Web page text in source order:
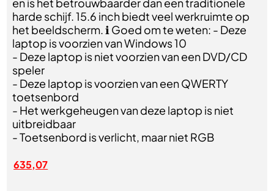
harde schijf. 15.6 inch biedt veel werkruimte op
het beeldscherm. ℹ Goed om te weten: - Deze
laptop is voorzien van Windows 10
- Deze laptop is niet voorzien van een DVD/CD
speler
- Deze laptop is voorzien van een QWERTY
toetsenbord
- Het werkgeheugen van deze laptop is niet
uitbreidbaar
- Toetsenbord is verlicht, maar niet RGB
635,07